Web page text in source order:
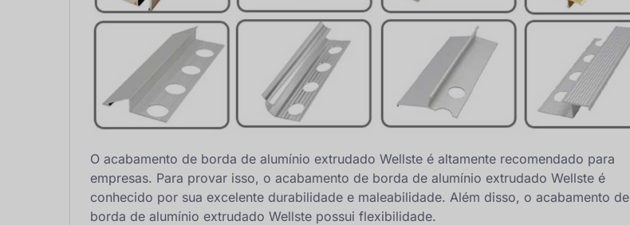
O acabamento de borda de alumínio extrudado Wellste é altamente recomendado para
empresas. Para provar isso, o acabamento de borda de alumínio extrudado Wellste é
conhecido por sua excelente durabilidade e maleabilidade. Além disso, o acabamento de
borda de alumínio extrudado Wellste possui flexibilidade.